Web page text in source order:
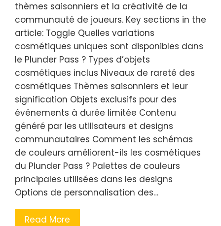
thèmes saisonniers et la créativité de la
communauté de joueurs. Key sections in the
article: Toggle Quelles variations
cosmétiques uniques sont disponibles dans
le Plunder Pass ? Types d’objets
cosmétiques inclus Niveaux de rareté des
cosmétiques Thèmes saisonniers et leur
signification Objets exclusifs pour des
événements à durée limitée Contenu
généré par les utilisateurs et designs
communautaires Comment les schémas
de couleurs améliorent-ils les cosmétiques
du Plunder Pass ? Palettes de couleurs
principales utilisées dans les designs
Options de personnalisation des…
Read More